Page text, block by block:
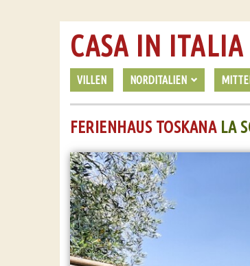
VILLEN NORDITALIEN
CASA IN ITALIA
FERIENHAUS TOSKANA LA